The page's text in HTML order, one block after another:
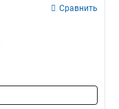
Сравнить